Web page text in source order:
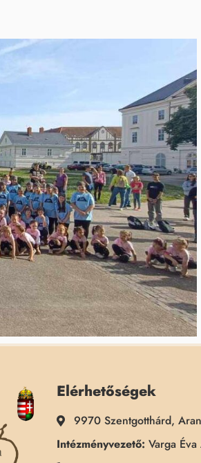
Elérhetőségek
9970 Szentgotthárd,
Intézményvezető: Varga